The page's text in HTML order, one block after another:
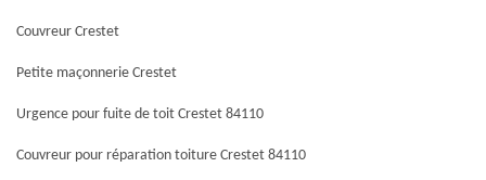
Couvreur Crestet
Petite maçonnerie Crestet
Urgence pour fuite de toit Crestet 84110
Couvreur pour réparation toiture Crestet 84110